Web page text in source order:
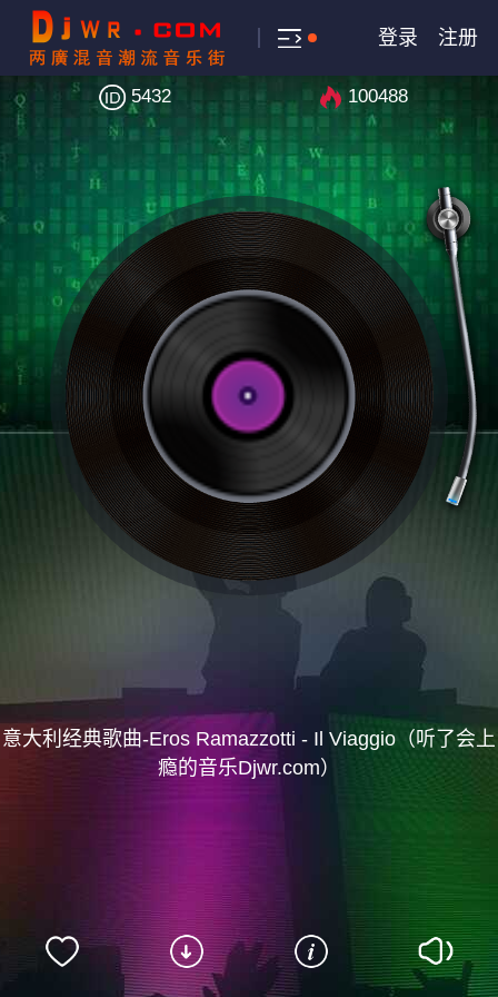
登录 注册
意大利经典歌曲-Eros Ramazzotti - Il Viaggio（听了会上
瘾的音乐Djwr.com）
5432 100488